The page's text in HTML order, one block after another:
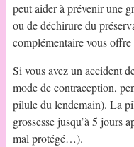
peut aider à prévenir une
ou de déchirure du
complémentaire vous
Si vous avez un accident
mode de contraception,
pilule du lendemain). La
grossesse jusqu’à 5 jours
mal protégé…).